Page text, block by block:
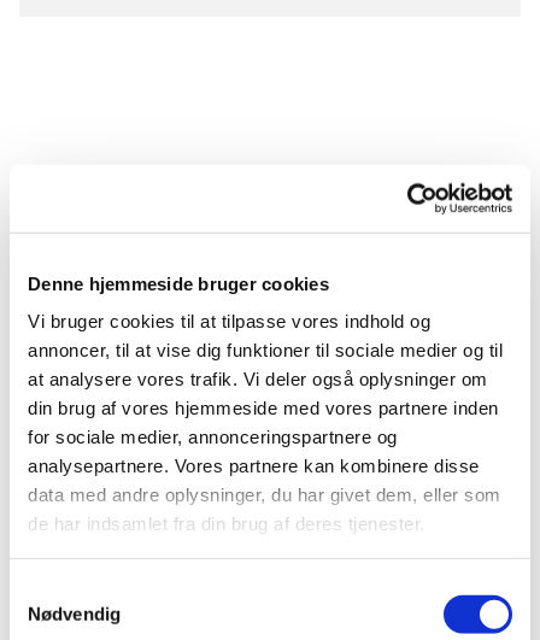
Denne hjemmeside bruger cookies
Vi bruger cookies til at tilpasse vores indhold og
annoncer, til at vise dig funktioner til sociale medier og til
at analysere vores trafik. Vi deler også oplysninger om
din brug af vores hjemmeside med vores partnere inden
for sociale medier, annonceringspartnere og
analysepartnere. Vores partnere kan kombinere disse
data med andre oplysninger, du har givet dem, eller som
de har indsamlet fra din brug af deres tjenester.
Nødvendig
Du vil måske også kunne